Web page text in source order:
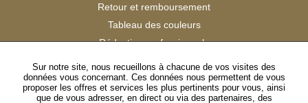
Retour et remboursement
Tableau des couleurs
Réduction professionnels
Satisfaction Clients
Sur notre site, nous recueillons à chacune de vos visites des
données vous concernant. Ces données nous permettent de vous
proposer les offres et services les plus pertinents pour vous, ainsi
que de vous adresser, en direct ou via des partenaires, des